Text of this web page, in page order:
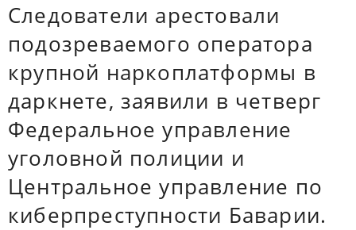
Следователи арестовали
подозреваемого оператора
крупной наркоплатформы в
даркнете, заявили в четверг
Федеральное управление
уголовной полиции и
Центральное управление по
киберпреступности Баварии.